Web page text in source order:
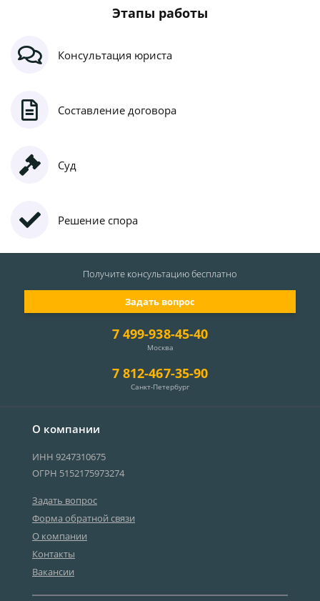
Этапы работы
Консультация юриста
Составление договора
Суд
Решение спора
О компании
ИНН 9247310675
ОГРН 5152175973274
Задать вопрос
Форма обратной связи
О компании
Контакты
Вакансии
7 499-938-45-40
Москва
7 812-467-35-90
Санкт-Петербург
Задать вопрос
Получите консультациюбесплатно